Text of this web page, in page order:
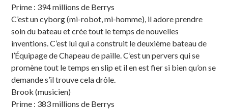
Prime : 394 millions de Berrys
C’est un cyborg (mi-robot, mi-homme), il adore prendre
soin du bateau et crée tout le temps de nouvelles
inventions. C’est lui qui a construit le deuxième bateau de
l’Équipage de Chapeau de paille. C’est un pervers qui se
promène tout le temps en slip et il en est fier si bien qu’on se
demande s’il trouve cela drôle.
Brook (musicien)
Prime : 383 millions de Berrys